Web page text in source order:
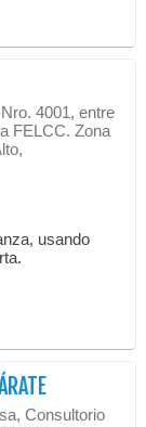
4001, entre
FELCC. Zona
usando
Consultorio